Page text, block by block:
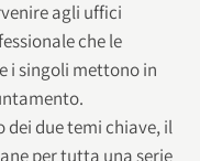
agli uffici
che le
i singoli mettono in
due temi chiave, il
per tutta una serie